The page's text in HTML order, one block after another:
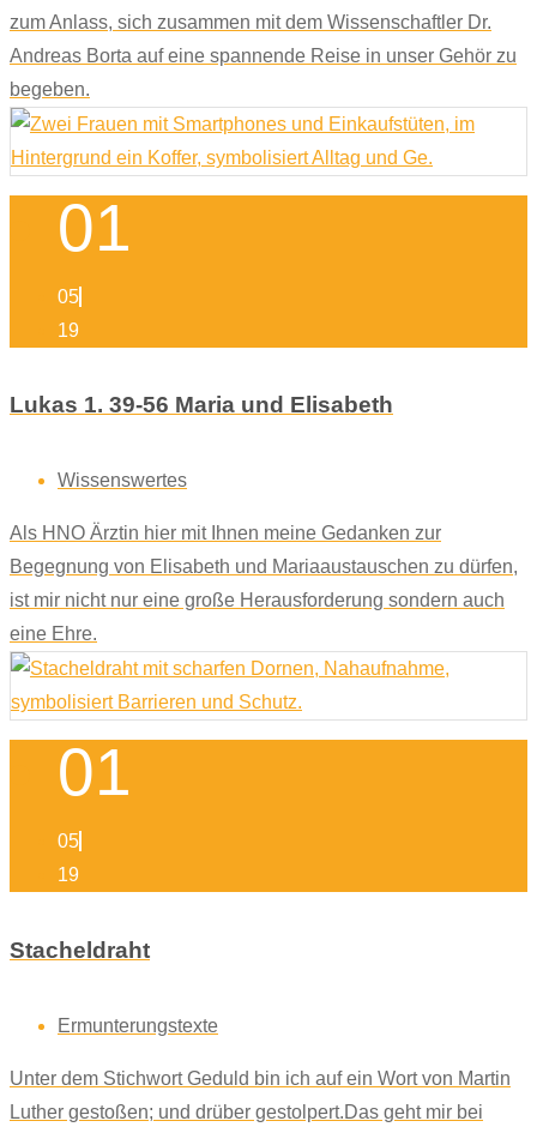
zum Anlass, sich zusammen mit dem Wissenschaftler Dr.
Andreas Borta auf eine spannende Reise in unser Gehör zu
begeben.
01
05
19
Lukas 1. 39-56 Maria und Elisabeth
Wissenswertes
Als HNO Ärztin hier mit Ihnen meine Gedanken zur
Begegnung von Elisabeth und Mariaaustauschen zu dürfen,
ist mir nicht nur eine große Herausforderung sondern auch
eine Ehre.
01
05
19
Stacheldraht
Ermunterungstexte
Unter dem Stichwort Geduld bin ich auf ein Wort von Martin
Luther gestoßen; und drüber gestolpert.Das geht mir bei